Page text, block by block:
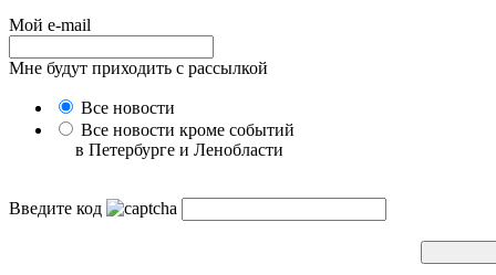
Мой e-mail
Мне будут приходить с рассылкой
Все новости
Все новости кроме событий
в Петербурге и Ленобласти
Введите код